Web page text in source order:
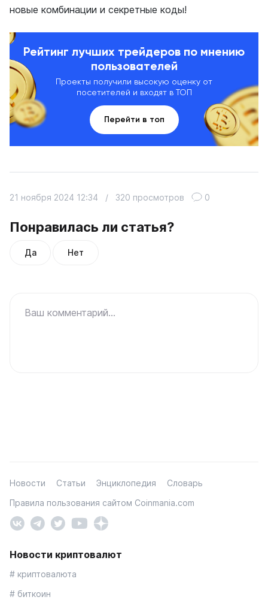
новые комбинации и секретные коды!
Рейтинг лучших трейдеров по мнению
пользователей
Проекты получили высокую оценку от
посетителей и входят в ТОП
Перейти в топ
Понравилась ли статья?
Да Нет
21 ноября 2024 12:34 / 320 просмотров 0
Ваш комментарий...
Новости Статьи Энциклопедия
Словарь
Правила пользования сайтом Coinmania.com
Новости криптовалют
# криптовалюта
# биткоин